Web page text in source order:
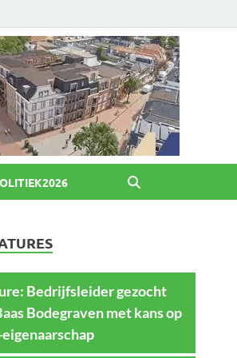
Bedrijfsleider gezocht
Bodegraven met kans op